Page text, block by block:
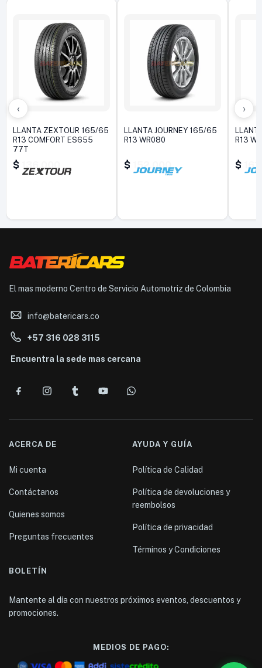
‹
LLANTA ZEXTOUR 165/65
R13 COMFORT ES655
77T
$
LLANTA JOURNEY 165/65
R13 WR080
$ 152.000
R13
$
›
El mas moderno Centro de Servicio Automotriz de Colombia
info@batericars.co
+57 316 028 3115
Encuentra la sede mas cercana
ACERCA DE
Mi cuenta
Contáctanos
Quienes somos
Preguntas frecuentes
AYUDA Y GUÍA
Política de Calidad
Política de devoluciones y
reembolsos
Política de privacidad
Términos y Condiciones
BOLETÍN
Mantente al día con nuestros próximos eventos, descuentos y
promociones.
MEDIOS DE PAGO: